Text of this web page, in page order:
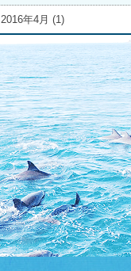
2016年4月 (1)